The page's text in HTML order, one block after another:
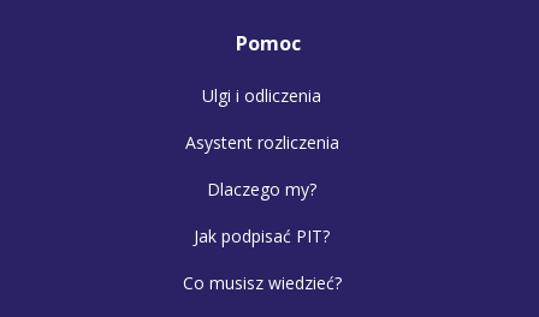
Pomoc
Ulgi i odliczenia
Asystent rozliczenia
Dlaczego my?
Jak podpisać PIT?
Co musisz wiedzieć?